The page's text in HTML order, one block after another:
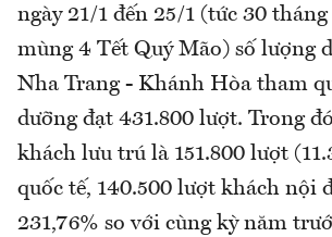
ngày 21/1 đến 25/1 (tức 30
mùng 4 Tết Quý Mão) số lượng
Nha Trang - Khánh Hòa tham
dưỡng đạt 431.800 lượt. Trong
khách lưu trú là 151.800 lượt
quốc tế, 140.500 lượt khách nội
231,76% so với cùng kỳ năm